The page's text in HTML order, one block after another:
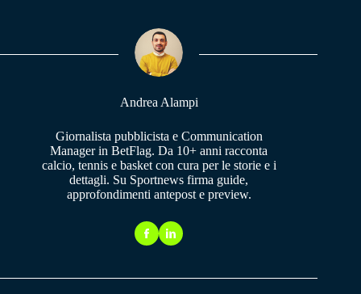
pp m
Andrea Alampi
Giornalista pubblicista e Communication
Manager in BetFlag. Da 10+ anni racconta
calcio, tennis e basket con cura per le storie e i
dettagli. Su Sportnews firma guide,
approfondimenti antepost e preview.